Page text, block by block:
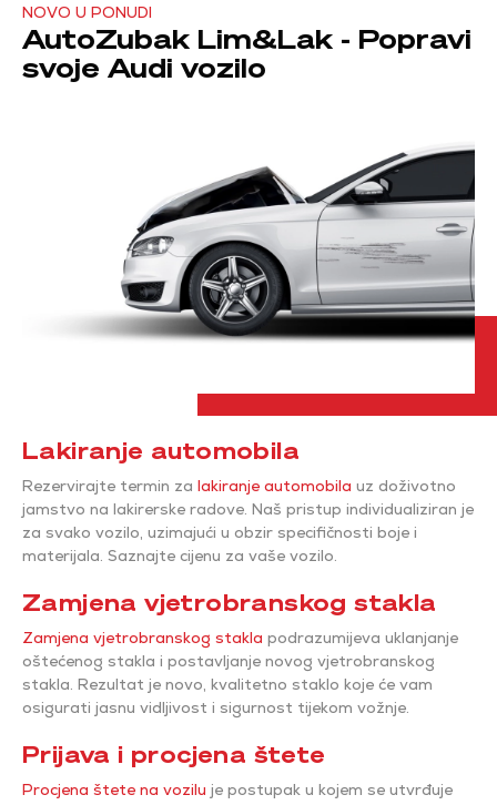
NOVO U PONUDI
AutoZubak Lim&Lak - Popravi
svoje Audi vozilo
Lakiranje automobila
Rezervirajte termin za lakiranje automobila uz doživotno
jamstvo na lakirerske radove. Naš pristup individualiziran je
za svako vozilo, uzimajući u obzir specifičnosti boje i
materijala. Saznajte cijenu za vaše vozilo.
Zamjena vjetrobranskog stakla
Zamjena vjetrobranskog stakla podrazumijeva uklanjanje
oštećenog stakla i postavljanje novog vjetrobranskog
stakla. Rezultat je novo, kvalitetno staklo koje će vam
osigurati jasnu vidljivost i sigurnost tijekom vožnje.
Prijava i procjena štete
Procjena štete na vozilu je postupak u kojem se utvrđuje